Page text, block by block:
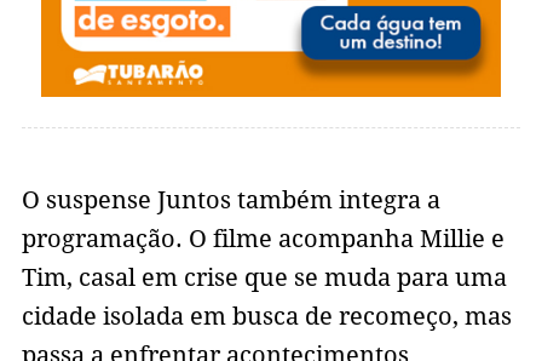
O suspense Juntos também integra a
programação. O filme acompanha Millie e
Tim, casal em crise que se muda para uma
cidade isolada em busca de recomeço, mas